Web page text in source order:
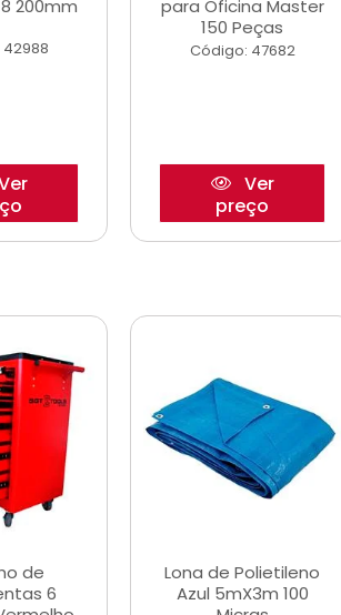
200mm
para Oficina Master
150 Peças
Código: 47682
Ver
preço
de
6
Lona de Polietileno
Azul 5mX3m 100